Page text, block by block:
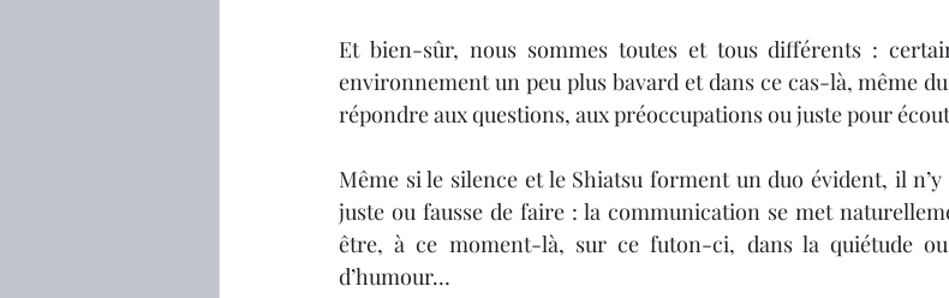
Et bien-sûr, nous sommes toutes et tous différents :
environnement un peu plus bavard et dans ce cas-là, même
répondre aux questions, aux préoccupations ou juste pour
Même si le silence et le Shiatsu forment un duo évident, il
juste ou fausse de faire : la communication se met
être, à ce moment-là, sur ce futon-ci, dans la quiétude
d’humour…